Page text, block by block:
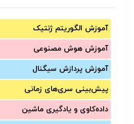
آموزش الگوریتم ژنتیک
آموزش‌ هوش مصنوعی
آموزش‌ پردازش سیگنال
پیش‌‌بینی سری‌‌های زمانی
داده‌کاوی و یادگیری ماشین